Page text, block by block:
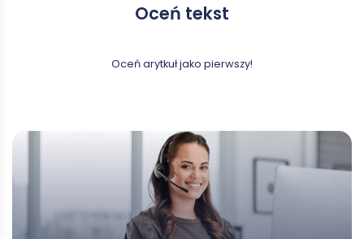
Oceń tekst
Oceń arytkuł jako pierwszy!